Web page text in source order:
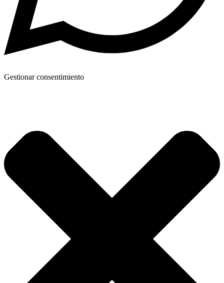
Gestionar consentimiento